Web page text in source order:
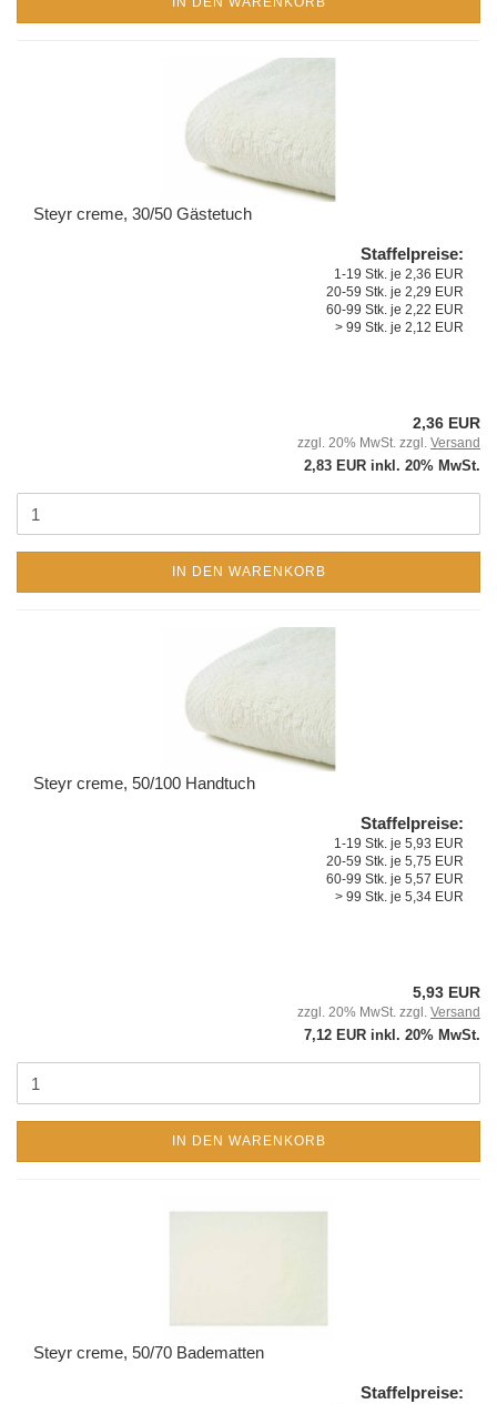
Steyr creme, 30/50 Gästetuch
Staffelpreise:
1-19 Stk. je 2,36 EUR
20-59 Stk. je 2,29 EUR
60-99 Stk. je 2,22 EUR
> 99 Stk. je 2,12 EUR
2,36 EUR
zzgl. 20% MwSt. zzgl. Versand
2,83 EUR inkl. 20% MwSt.
IN DEN WARENKORB
Steyr creme, 50/100 Handtuch
Staffelpreise:
1-19 Stk. je 5,93 EUR
20-59 Stk. je 5,75 EUR
60-99 Stk. je 5,57 EUR
> 99 Stk. je 5,34 EUR
5,93 EUR
zzgl. 20% MwSt. zzgl. Versand
7,12 EUR inkl. 20% MwSt.
IN DEN WARENKORB
Steyr creme, 50/70 Badematten
Staffelpreise: